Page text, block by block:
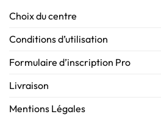
Choix du centre
Conditions d’utilisation
Formulaire d’inscription Pro
Livraison
Mentions Légales